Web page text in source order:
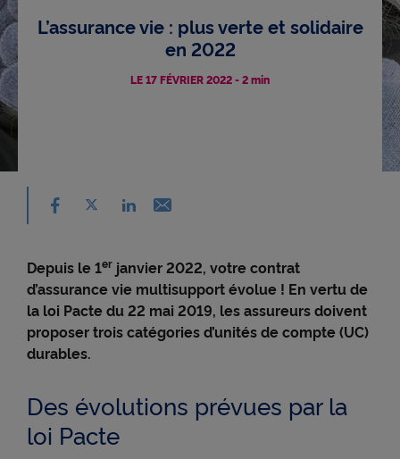
L’assurance vie : plus verte et solidaire
en 2022
LE 17 FÉVRIER 2022-2 min
Partager sur facebook - nouvelle fenêtre
Partager sur X - nouvelle fenêtre
Partager sur linkedin - nouvelle fenêtre
Depuis le 1er janvier 2022, votre contrat
d’assurance vie multisupport évolue ! En vertu de
la loi Pacte du 22 mai 2019, les assureurs doivent
proposer trois catégories d’unités de compte (UC)
durables.
Des évolutions prévues par la
loi Pacte